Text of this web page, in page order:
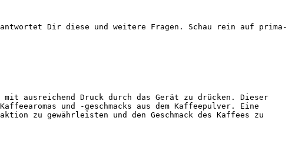
Dir diese und weitere Fragen. Schau rein auf prima-
ausreichend Druck durch das Gerät zu drücken. Dieser
und -geschmacks aus dem Kaffeepulver. Eine
zu gewährleisten und den Geschmack des Kaffees zu